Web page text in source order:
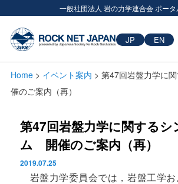
一般社団法人 岩の力学連合会 ポータ
JP EN
Home > イベント案内 > 第47回岩盤力学に
催のご案内（再）
第47回岩盤力学に関するシ
ム 開催のご案内（再）
2019.07.25
岩盤力学委員会では，岩盤工学お